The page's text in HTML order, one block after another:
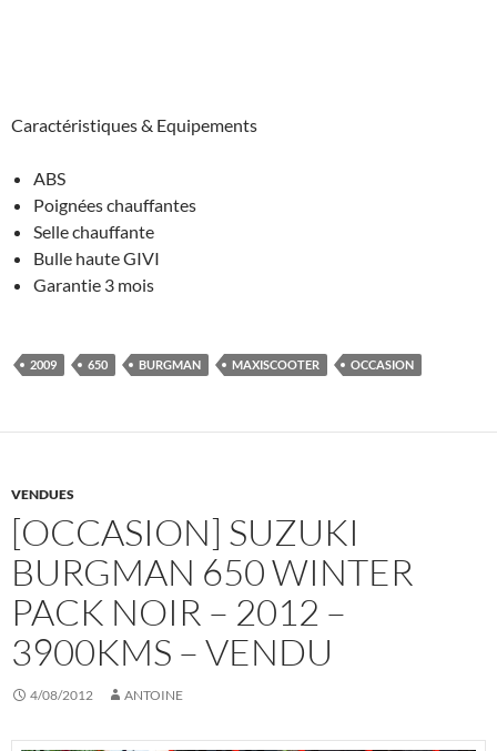
Caractéristiques & Equipements
ABS
Poignées chauffantes
Selle chauffante
Bulle haute GIVI
Garantie 3 mois
2009 650 BURGMAN MAXISCOOTER OCCASION
VENDUES
[OCCASION] SUZUKI
BURGMAN 650 WINTER
PACK NOIR – 2012 –
3900KMS – VENDU
4/08/2012 ANTOINE